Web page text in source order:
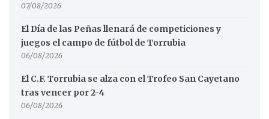
07/08/2026
El Día de las Peñas llenará de competiciones y
juegos el campo de fútbol de Torrubia
06/08/2026
El C.F. Torrubia se alza con el Trofeo San Cayetano
tras vencer por 2-4
06/08/2026